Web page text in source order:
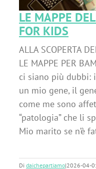
LE MAPPE
FOR KIDS
ALLA SCOPERTA
LE MAPPE PER
ci siano più dubbi:
un mio gene, il
come me sono
“patologia” che li
Mio marito se n’è
Di daichepartiamo|2026-04-